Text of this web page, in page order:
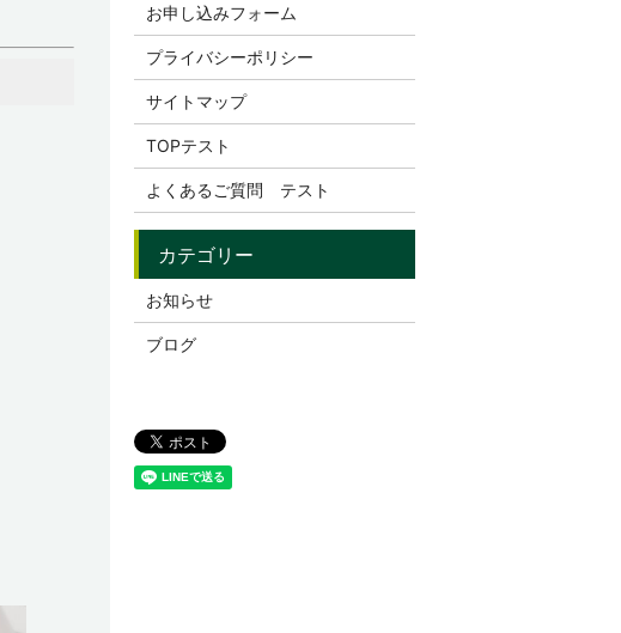
お申し込みフォーム
プライバシーポリシー
サイトマップ
TOPテスト
よくあるご質問 テスト
お知らせ
ブログ